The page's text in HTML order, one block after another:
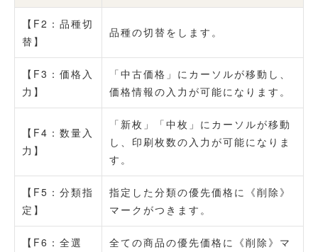
【F2：品種切
替】
品種の切替をします。
【F3：価格入
力】
「中古価格」にカーソルが移動し、
価格情報の入力が可能になります。
【F4：数量入
力】
「新枚」「中枚」にカーソルが移動
し、印刷枚数の入力が可能になりま
す。
【F5：分類指
定】
指定した分類の優先価格に《削除》
マークがつきます。
【F6：全選
全ての商品の優先価格に《削除》マ